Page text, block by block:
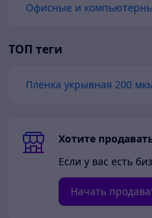
Офисные и
ТОП теги
Пленка укрывная 200
Хотите
Если у вас есть
Начать